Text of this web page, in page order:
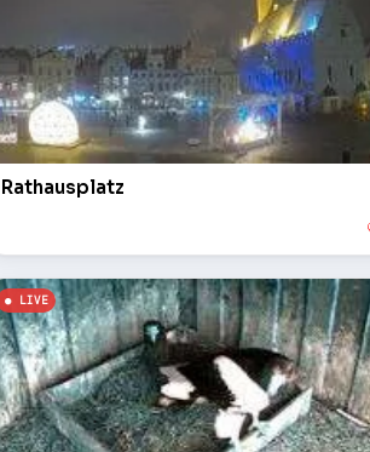
Rathausplatz